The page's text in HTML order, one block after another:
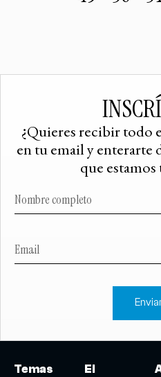
¿Quieres recibir todo
en tu email y enterarte
que
Temas El